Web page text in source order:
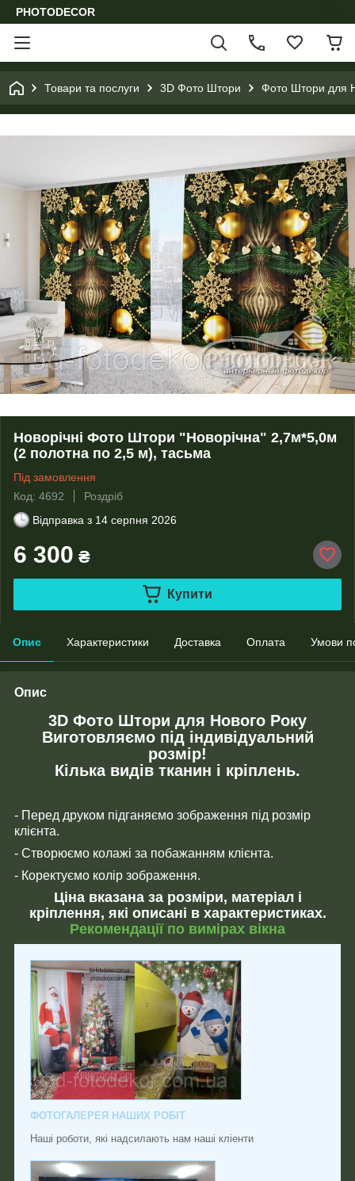
PHOTODECOR
Товари та послуги 3D Фото Штори Фото Штори для
Новорічні Фото Штори "Новорічна" 2,7м*5,0м
(2 полотна по 2,5 м), тасьма
Під замовлення
Код: 4692
Роздріб
Відправка з 14 серпня 2026
6 300 ₴
Купити
Опис Характеристики Доставка Оплата Умови
Опис
3D Фото Штори для Нового Року
Виготовляємо під індивідуальний
розмір!
Кілька видів тканин і кріплень.
- Перед друком підганяємо зображення під розмір
клієнта.
- Створюємо колажі за побажанням клієнта.
- Коректуємо колір зображення.
Ціна вказана за розміри, матеріал і
кріплення, які описані в характеристиках.
Рекомендації по вимірах вікна
ФОТОГАЛЕРЕЯ НАШИХ РОБІТ
Наші роботи, які надсилають нам наші кліенти